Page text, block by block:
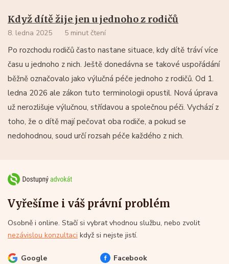
Když dítě žije jen u jednoho z rodičů
8. ledna 2025 5 minut čtení
Po rozchodu rodičů často nastane situace, kdy dítě tráví více
času u jednoho z nich. Ještě donedávna se takové uspořádání
běžně označovalo jako výlučná péče jednoho z rodičů. Od 1.
ledna 2026 ale zákon tuto terminologii opustil. Nová úprava
už nerozlišuje výlučnou, střídavou a společnou péči. Vychází z
toho, že o dítě mají pečovat oba rodiče, a pokud se
nedohodnou, soud určí rozsah péče každého z nich.
Vyřešíme i váš právní problém
Osobně i online. Stačí si vybrat vhodnou službu, nebo zvolit
nezávislou konzultaci když si nejste jistí.
Google Facebook